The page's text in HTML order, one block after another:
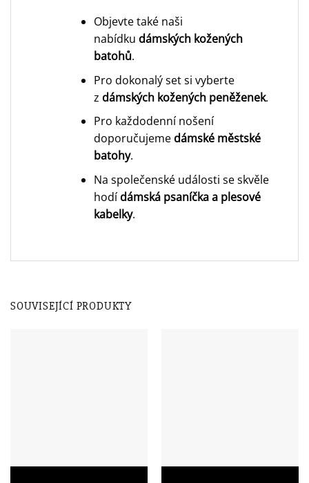
Objevte také naši
nabídku dámských kožených
batohů.
Pro dokonalý set si vyberte
z dámských kožených peněženek.
Pro každodenní nošení
doporučujeme dámské městské
batohy.
Na společenské události se skvěle
hodídámská psaníčka a plesové
kabelky.
SOUVISEJÍCÍ PRODUKTY